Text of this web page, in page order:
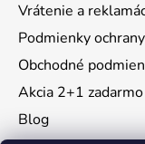
Vrátenie a
Podmienky
Obchodné
Akcia 2+1 zadarmo
Blog